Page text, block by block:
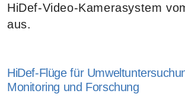
HiDef-Video-Kamerasystem
aus.
HiDef-Flüge für
Monitoring und Forschung